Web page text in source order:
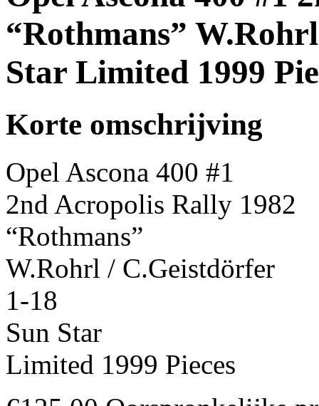
“Rothmans”
Star Limited 1999
Korte omschrijving
Opel Ascona 400 #1
2nd Acropolis Rally 1982
“Rothmans”
W.Rohrl / C.Geistdörfer
1-18
Sun Star
Limited 1999 Pieces